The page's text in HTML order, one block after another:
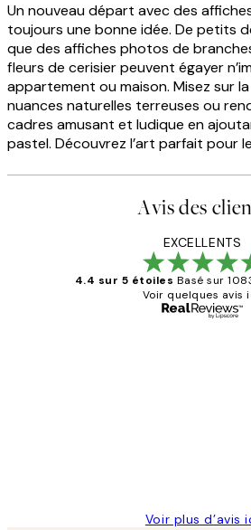
Un nouveau départ avec des
toujours une bonne idée. De petits
que des affiches photos de
fleurs de cerisier peuvent égayer
appartement ou maison. Misez sur
nuances naturelles terreuses ou
cadres amusant et ludique en
pastel. Découvrez l’art parfait pour
Avis des
EXCELLENTS
4.4 sur 5 étoiles Basé sur
Voir quelques avis
Voir plus d’avis